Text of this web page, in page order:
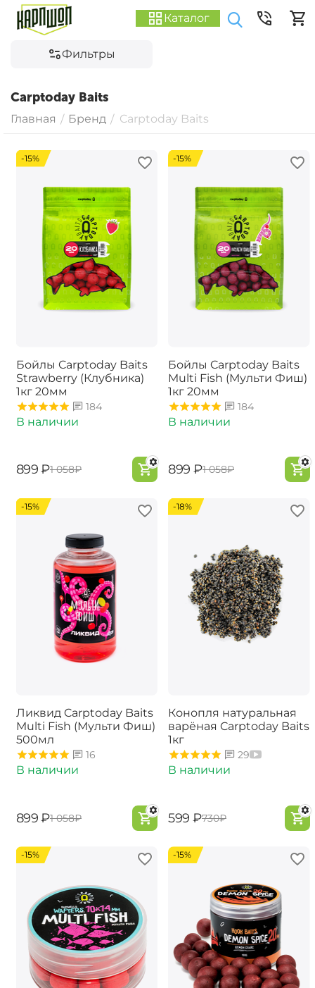
Каталог
Фильтры
Carptoday Baits
Главная / Бренд / Carptoday Baits
-15%
Бойлы Carptoday Baits
Strawberry (Клубника)
1кг 20мм
184
В наличии
‍899‍ ₽‍1 058‍₽
-15%
Бойлы Carptoday Baits
Multi Fish (Мульти Фиш)
1кг 20мм
184
В наличии
‍899‍ ₽‍1 058‍₽
-15%
Ликвид Carptoday Baits
Multi Fish (Мульти Фиш)
500мл
16
В наличии
‍899‍ ₽‍1 058‍₽
-18%
Конопля натуральная
варёная Carptoday Baits
1кг
29
В наличии
‍599‍ ₽‍730‍₽
-15% -15%